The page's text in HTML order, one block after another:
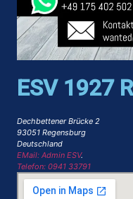
ESV 1927
Dechbettener Brücke 2
93051 Regensburg
Deutschland
EMail: Admin ESV.
Telefon: 0941 33791